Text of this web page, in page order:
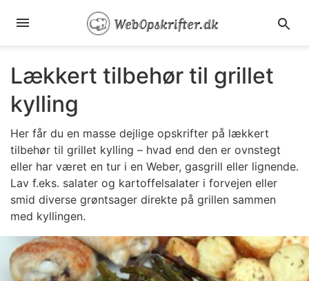
Lækkert tilbehør til grillet
kylling
Her får du en masse dejlige opskrifter på lækkert
tilbehør til grillet kylling – hvad end den er ovnstegt
eller har været en tur i en Weber, gasgrill eller lignende.
Lav f.eks. salater og kartoffelsalater i forvejen eller
smid diverse grøntsager direkte på grillen sammen
med kyllingen.